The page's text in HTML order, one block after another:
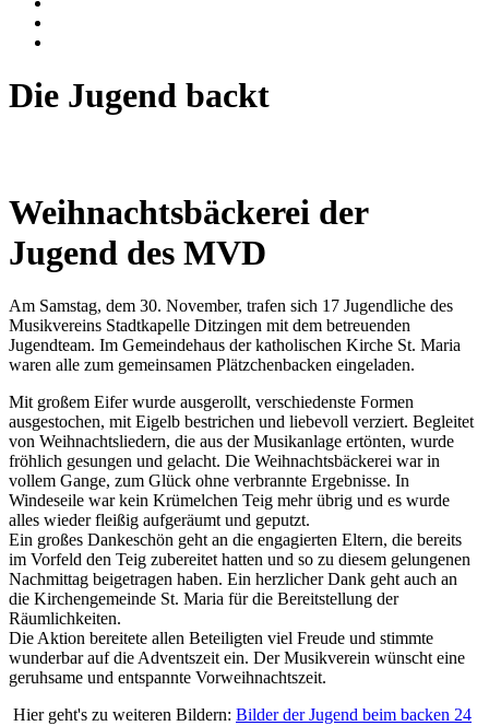
Die Jugend backt
Weihnachtsbäckerei der
Jugend des MVD
Am Samstag, dem 30. November, trafen sich 17 Jugendliche des
Musikvereins Stadtkapelle Ditzingen mit dem betreuenden
Jugendteam. Im Gemeindehaus der katholischen Kirche St. Maria
waren alle zum gemeinsamen Plätzchenbacken eingeladen.
Mit großem Eifer wurde ausgerollt, verschiedenste Formen
ausgestochen, mit Eigelb bestrichen und liebevoll verziert. Begleitet
von Weihnachtsliedern, die aus der Musikanlage ertönten, wurde
fröhlich gesungen und gelacht. Die Weihnachtsbäckerei war in
vollem Gange, zum Glück ohne verbrannte Ergebnisse. In
Windeseile war kein Krümelchen Teig mehr übrig und es wurde
alles wieder fleißig aufgeräumt und geputzt.
Ein großes Dankeschön geht an die engagierten Eltern, die bereits
im Vorfeld den Teig zubereitet hatten und so zu diesem gelungenen
Nachmittag beigetragen haben. Ein herzlicher Dank geht auch an
die Kirchengemeinde St. Maria für die Bereitstellung der
Räumlichkeiten.
Die Aktion bereitete allen Beteiligten viel Freude und stimmte
wunderbar auf die Adventszeit ein. Der Musikverein wünscht eine
geruhsame und entspannte Vorweihnachtszeit.
Hier geht's zu weiteren Bildern: Bilder der Jugend beim backen 24